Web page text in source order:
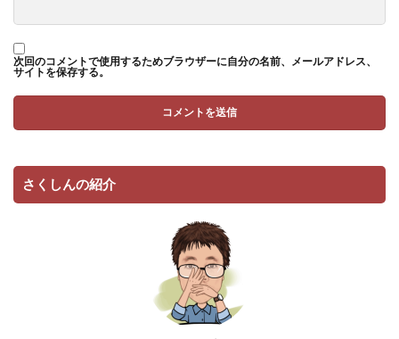
次回のコメントで使用するためブラウザーに自分の名前、メールアドレス、
サイトを保存する。
さくしんの紹介